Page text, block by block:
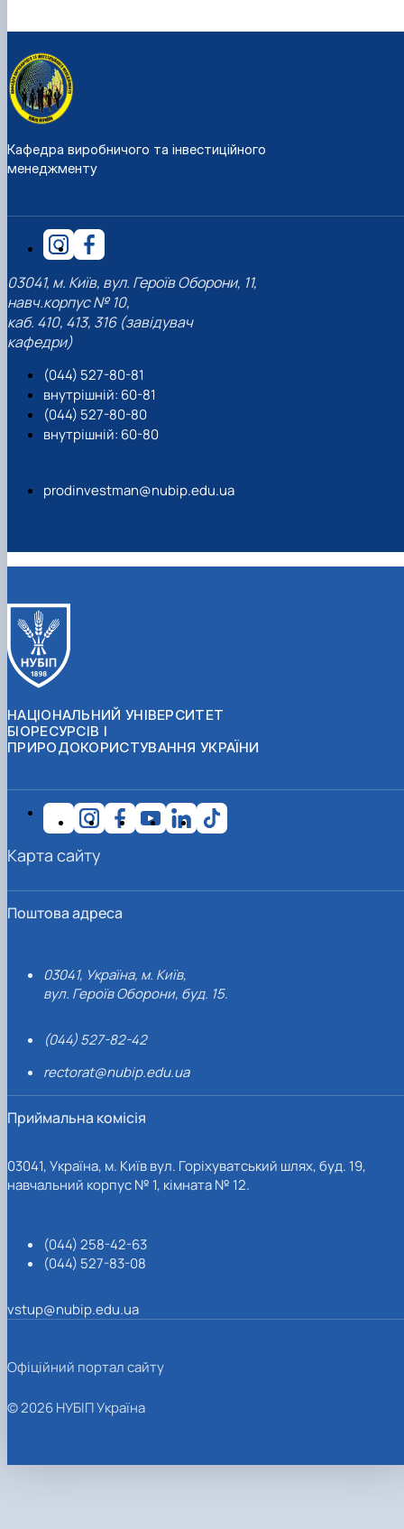
Кафедра виробничого та інвестиційного
менеджменту
03041, м. Київ, вул. Героїв Оборони, 11,
навч.корпус № 10,
каб. 410, 413, 316 (завідувач
кафедри)
(044) 527-80-81
внутрішній: 60-81
(044) 527-80-80
внутрішній: 60-80
prodinvestman@nubip.edu.ua
НАЦІОНАЛЬНИЙ УНІВЕРСИТЕТ
БІОРЕСУРСІВ І
ПРИРОДОКОРИСТУВАННЯ УКРАЇНИ
Поштова адреса
03041, Україна, м. Київ,
вул. Героїв Оборони, буд. 15.
(044) 527-82-42
rectorat@nubip.edu.ua
Приймальна комісія
03041, Україна, м. Київ вул. Горіхуватський шлях, буд. 19,
навчальний корпус № 1, кімната № 12.
(044) 258-42-63
(044) 527-83-08
vstup@nubip.edu.ua
Карта сайту
Офіційний портал сайту
© 2026 НУБІП Україна